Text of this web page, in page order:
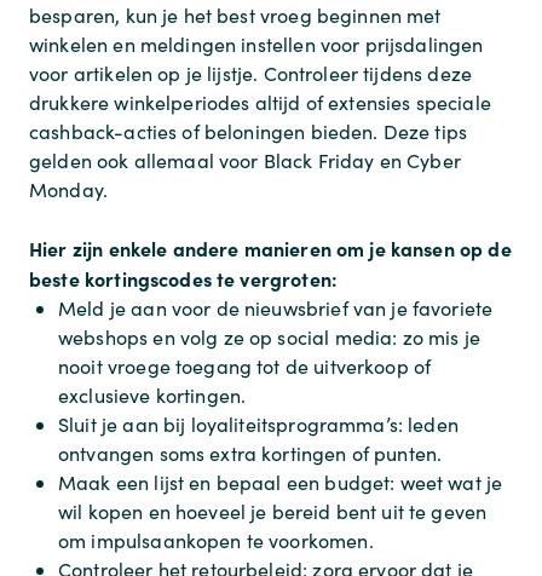
besparen, kun je het best vroeg beginnen met
winkelen en meldingen instellen voor prijsdalingen
voor artikelen op je lijstje. Controleer tijdens deze
drukkere winkelperiodes altijd of extensies speciale
cashback-acties of beloningen bieden. Deze tips
gelden ook allemaal voor Black Friday en Cyber
Monday.
Hier zijn enkele andere manieren om je kansen op de
beste kortingscodes te vergroten:
Meld je aan voor de nieuwsbrief van je favoriete
webshops en volg ze op social media: zo mis je
nooit vroege toegang tot de uitverkoop of
exclusieve kortingen.
Sluit je aan bij loyaliteitsprogramma’s: leden
ontvangen soms extra kortingen of punten.
Maak een lijst en bepaal een budget: weet wat je
wil kopen en hoeveel je bereid bent uit te geven
om impulsaankopen te voorkomen.
Controleer het retourbeleid: zorg ervoor dat je